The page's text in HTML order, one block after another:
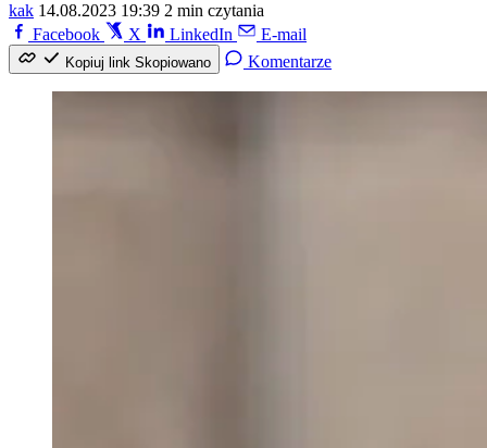
kak 14.08.2023 19:39 2 min czytania
Facebook
X LinkedIn E-mail
Kopiuj link Skopiowano Komentarze